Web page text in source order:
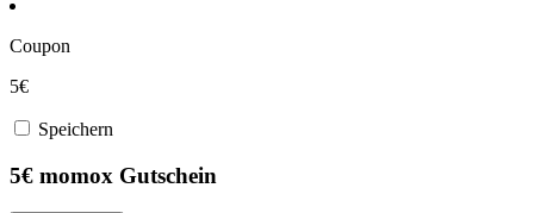
Coupon
5€
Speichern
5€ momox Gutschein